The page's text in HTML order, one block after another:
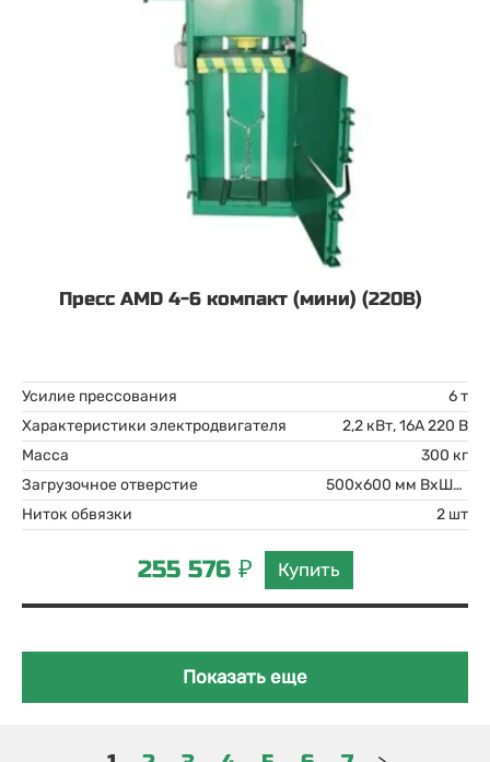
Пресс AMD 4-6 компакт (мини) (220В)
Усилие прессования
6 т
Характеристики электродвигателя
2,2 кВт, 16А 220 В
Масса
300 кг
Загрузочное отверстие
500x600 мм ВхШхГ
Ниток обвязки
2 шт
255 576 ₽ Купить
Показать еще